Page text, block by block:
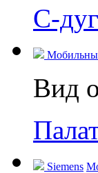
С-
Вид
Siemens